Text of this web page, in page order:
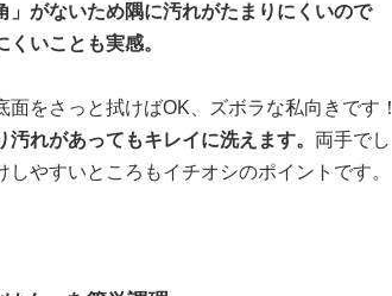
がないため隅に汚れがたまりにくいので
いことも実感。
をさっと拭けばOK、ズボラな私向きです！
れがあってもキレイに洗えます。 両手でし
やすいところもイチオシのポイントです。